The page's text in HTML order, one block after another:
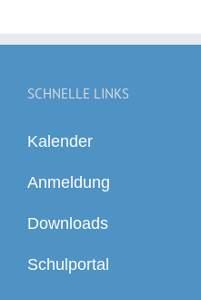
SCHNELLE LINKS
Kalender
Anmeldung
Downloads
Schulportal